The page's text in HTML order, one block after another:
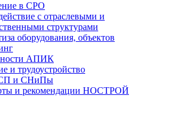
в СРО
с отраслевыми и
структурами
оборудования, объектов
АПИК
и трудоустройство
и СНиПы
и рекомендации НОСТРОЙ